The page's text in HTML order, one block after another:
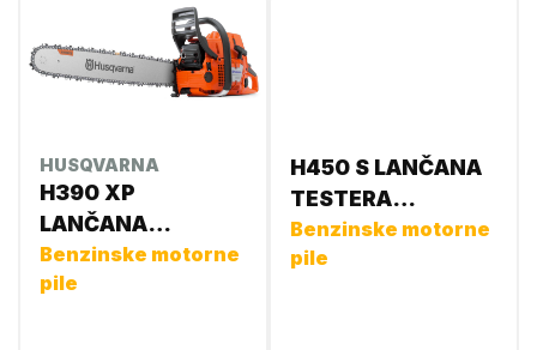
HUSQVARNA
H390 XP
LANČANA
TESTERA 20
965060620
Benzinske motorne
pile
H450 S LANČANA
TESTERA
970702618
Benzinske motorne
pile